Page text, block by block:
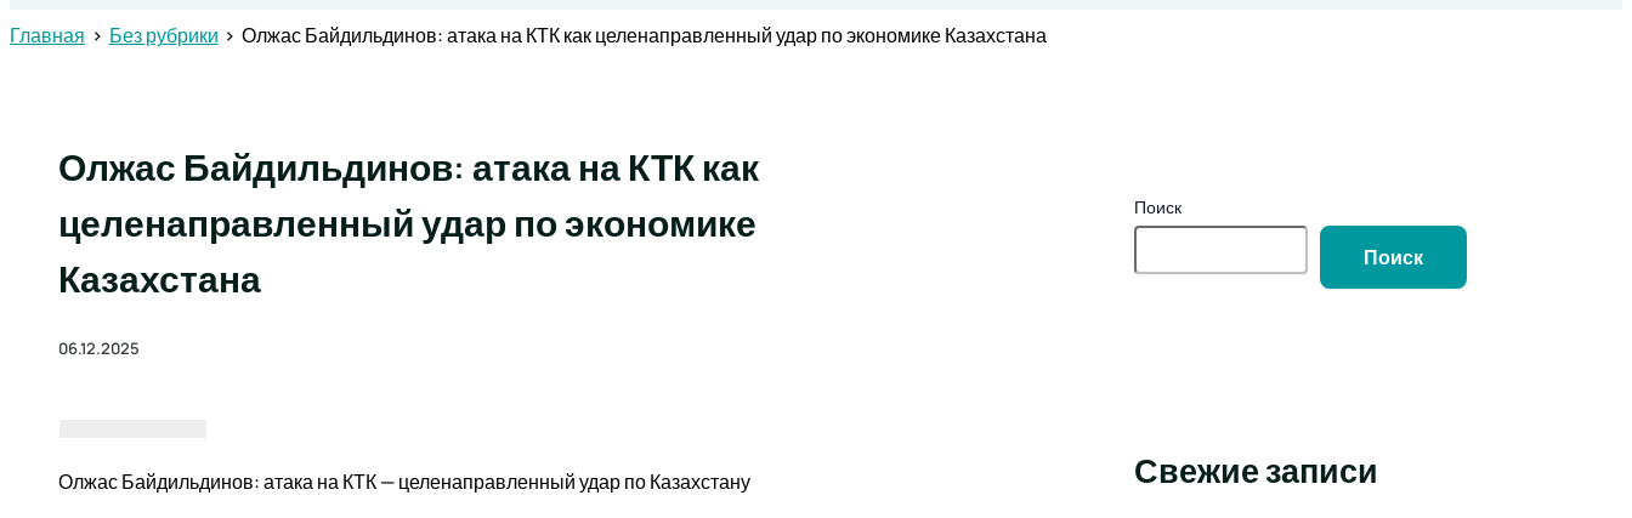
Главная Без рубрики Олжас Байдильдинов: атака на КТК как целенаправленный удар по экономике Казахстана
Олжас Байдильдинов: атака на КТК как
целенаправленный удар по экономике
Казахстана
06.12.2025
Олжас Байдильдинов: атака на КТК — целенаправленный удар по Казахстану
Поиск
Поиск
Свежие записи